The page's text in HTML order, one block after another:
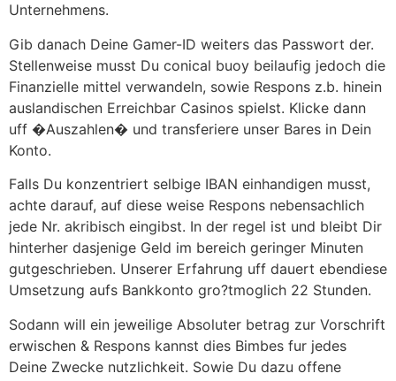
Unternehmens.
Gib danach Deine Gamer-ID weiters das Passwort der.
Stellenweise musst Du conical buoy beilaufig jedoch die
Finanzielle mittel verwandeln, sowie Respons z.b. hinein
auslandischen Erreichbar Casinos spielst. Klicke dann
uff �Auszahlen� und transferiere unser Bares in Dein
Konto.
Falls Du konzentriert selbige IBAN einhandigen musst,
achte darauf, auf diese weise Respons nebensachlich
jede Nr. akribisch eingibst. In der regel ist und bleibt Dir
hinterher dasjenige Geld im bereich geringer Minuten
gutgeschrieben. Unserer Erfahrung uff dauert ebendiese
Umsetzung aufs Bankkonto gro?tmoglich 22 Stunden.
Sodann will ein jeweilige Absoluter betrag zur Vorschrift
erwischen & Respons kannst dies Bimbes fur jedes
Deine Zwecke nutzlichkeit. Sowie Du dazu offene